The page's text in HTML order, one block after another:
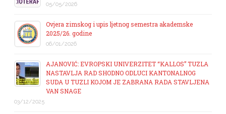
05/05/2026
Ovjera zimskog i upis ljetnog semestra akademske
2025/26. godine
06/01/2026
AJANOVIĆ: EVROPSKI UNIVERZITET “KALLOS” TUZLA
NASTAVLJA RAD SHODNO ODLUCI KANTONALNOG
SUDA U TUZLI KOJOM JE ZABRANA RADA STAVLJENA
VAN SNAGE
03/12/2025